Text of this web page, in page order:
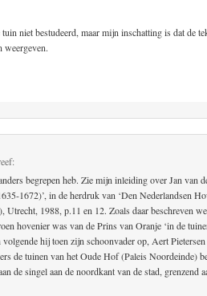
niet bestudeerd, maar mijn inschatting is dat de
weergeven.
begrepen heb. Zie mijn inleiding over Jan van
1672)’, in de herdruk van ‘Den Nederlandsen
1988, p.11 en 12. Zoals daar beschreven
hovenier was van de Prins van Oranje ‘in de
hij toen zijn schoonvader op, Aert
de tuinen van het Oude Hof (Paleis Noordeinde)
de singel aan de noordkant van de stad, grenzend